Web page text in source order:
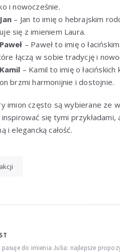
i nowocześnie.
– Jan to imię o hebrajskim
się z imieniem Laura.
– Paweł to imię o
łączą w sobie tradycję i
– Kamil to imię o
brzmi harmonijnie i dostojnie.
imion często są wybierane ze
się tymi
i elegancką całość.
pasuje do imienia Julia: najlepsze